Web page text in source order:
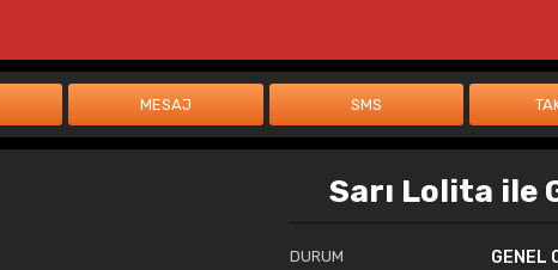
Sarı Lolita ile
DURUM GENEL